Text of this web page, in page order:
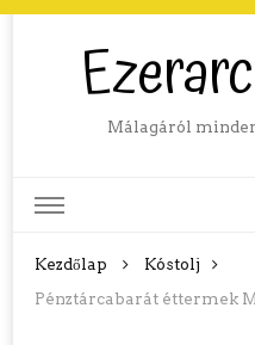
Málagáról
Kezdőlap
Kóstolj
Pénztárcabarát éttermek